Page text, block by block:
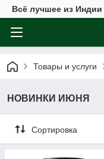
Всё лучшее из Индии
Товары и услуги
НОВИНКИ ИЮНЯ
Сортировка